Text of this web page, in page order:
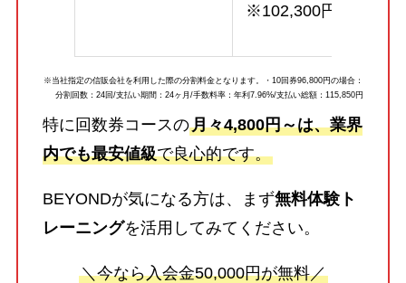
※102,300円
※当社指定の信販会社を利用した際の分割料金となります。・10回券96,800円の場合：
分割回数：24回/支払い期間：24ヶ月/手数料率：年利7.96%/支払い総額：115,850円
特に回数券コースの月々4,800円～は、業界
内でも最安値級で良心的です。
BEYONDが気になる方は、まず無料体験ト
レーニングを活用してみてください。
＼今なら入会金50,000円が無料／